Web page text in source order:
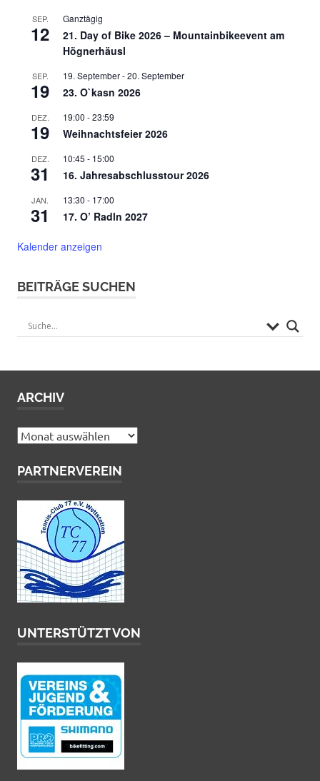
SEP.
12
Ganztägig
21. Day of Bike 2026 – Mountainbikeevent am
Högnerhäusl
SEP.
19
19. September-20. September
23. O`kasn 2026
DEZ.
19
19:00 -23:59
Weihnachtsfeier 2026
DEZ.
31
10:45 - 15:00
16. Jahresabschlusstour 2026
JAN.
31
13:30 - 17:00
17. O’ Radln 2027
Kalender anzeigen
BEITRÄGE SUCHEN
ARCHIV
Archiv
PARTNERVEREIN
UNTERSTÜTZT VON